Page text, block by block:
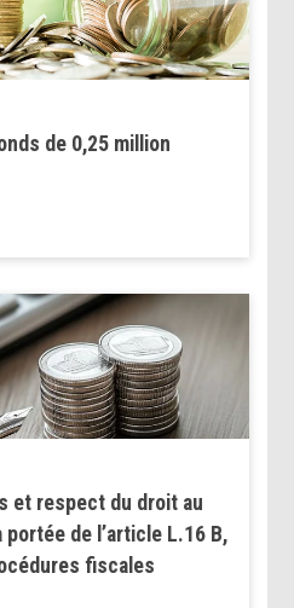
de 0,25 million
et respect du droit au
de l’article L.16 B,
fiscales